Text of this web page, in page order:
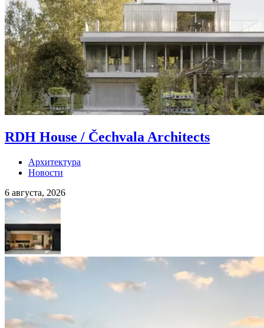
RDH House / Čechvala Architects
Архитектура
Новости
6 августа, 2026